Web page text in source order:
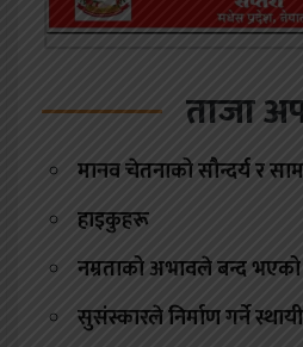
ताजा
मानव चेतनाको सौन्दर्य र
हाइकुहरू
नम्रताको अभावले बन्द भएको
सुसंस्कारले निर्माण गर्ने